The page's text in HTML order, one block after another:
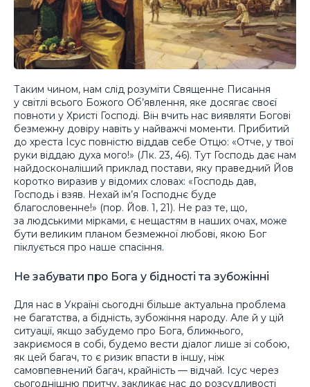
Таким чином, нам слід розуміти Священне Писання
у світлі всього Божого Об’явлення, яке досягає своєї
повноти у Христі Господі. Він вчить нас виявляти Богові
безмежну довіру навіть у найважчі моменти. Прибитий
до хреста Ісус повністю віддав себе Отцю: «Отче, у твої
руки віддаю духа мого!» (Лк. 23, 46). Тут Господь дає нам
найдосконаліший приклад постави, яку праведний Йов
коротко виразив у відомих словах: «Господь дав,
Господь і взяв. Нехай ім’я Господнє буде
благословенне!» (пор. Йов. 1, 21). Не раз те, що,
за людськими мірками, є нещастям в наших очах, може
бути великим планом безмежної любові, якою Бог
піклується про наше спасіння.
Не забувати про Бога у бідності та зубожінні
Для нас в Україні сьогодні більше актуальна проблема
не багатства, а бідність, зубожіння народу. Але й у цій
ситуації, якщо забудемо про Бога, ближнього,
закриємося в собі, будемо вести діалог лише зі собою,
як цей багач, то є ризик впасти в іншу, ніж
самовпевнений багач, крайність — відчай. Ісус через
сьогоднішню притчу, закликає нас до розсудливості